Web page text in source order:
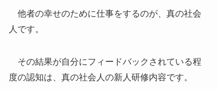
他者の幸せのために仕事をするのが、真の社会
人です。
その結果が自分にフィードバックされている程
度の認知は、真の社会人の新人研修内容です。